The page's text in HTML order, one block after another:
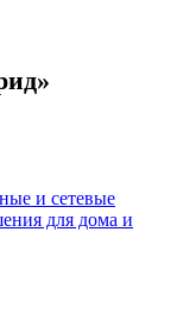
и сетевые
для дома и